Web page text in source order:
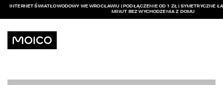
INTERNET ŚWIATŁOWODOWY WE WROCŁAWIU | PODŁĄCZENIE OD 1 ZŁ | SYMETRYCZNE
MINUT BEZ WYCHODZENIA Z DOMU